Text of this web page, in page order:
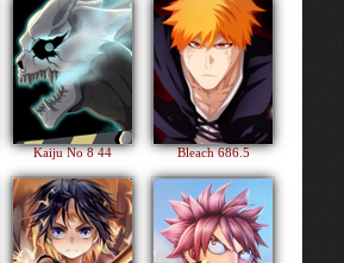
Kaiju No 8 44 Bleach 686.5